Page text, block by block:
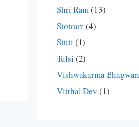
Shri Ram(13)
Stotram(4)
Stuti (1)
Tulsi (2)
Vishwakarma Bhagwan
Vitthal Dev (1)